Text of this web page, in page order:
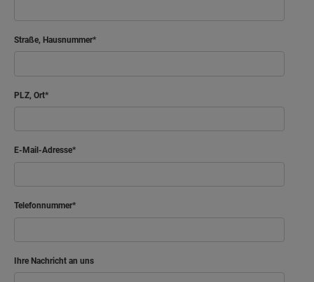
Straße, Hausnummer
PLZ, Ort
E-Mail-Adresse
Telefonnummer
Ihre Nachricht an uns